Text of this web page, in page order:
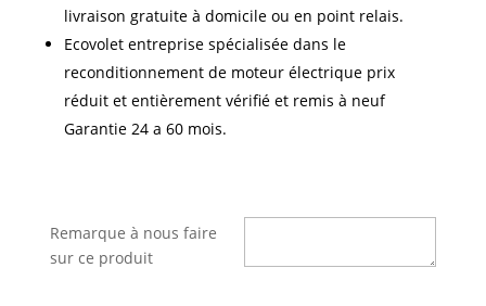
livraison gratuite à domicile ou en point relais.
Ecovolet entreprise spécialisée dans le
reconditionnement de moteur électrique prix
réduit et entièrement vérifié et remis à neuf
Garantie 24 a 60 mois.
Remarque à nous faire
sur ce produit